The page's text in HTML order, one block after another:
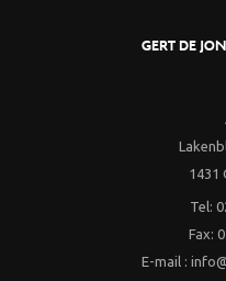
GERT DE
1431
Tel:
Fax:
E-mail :